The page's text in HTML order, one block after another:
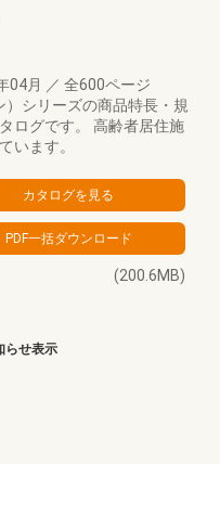
04月 ／ 全600ページ
）シリーズの商品特長・規
ログです。 高齢者居住施
います。
(200.6MB)
らせ表示